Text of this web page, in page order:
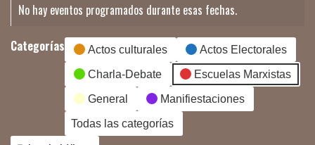
No hay eventos programados durante esas fechas.
Categorías Actos culturales Actos Electorales
Charla-Debate Escuelas Marxistas
General Manifiestaciones
Todas las categorías